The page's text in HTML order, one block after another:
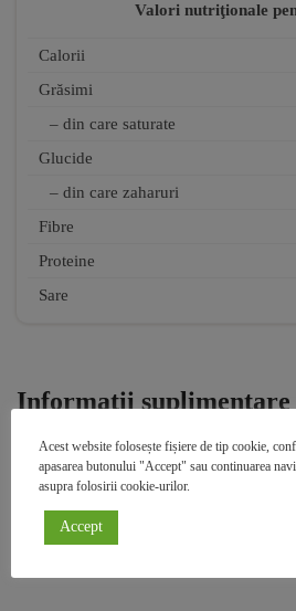
Valori nutriţionale
Calorii
Grăsimi
– din care saturate
Glucide
– din care zaharuri
Fibre
Proteine
Sare
Informații suplimentare
Greutate
Gramaj
Acest website folosește fișiere de tip cookie,
apasarea butonului "Accept" sau continuarea
asupra folosirii cookie-urilor.
Accept